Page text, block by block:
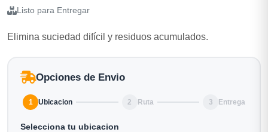
Listo para Entregar
Elimina suciedad difícil y residuos acumulados.
Opciones de Envio
1 Ubicacion 2 Ruta 3 Entrega
Selecciona tu ubicacion